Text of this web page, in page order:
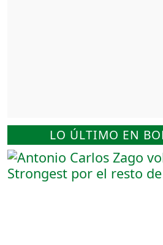
LO ÚLTIMO EN